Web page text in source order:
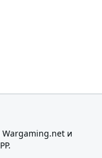
Wargaming.net и